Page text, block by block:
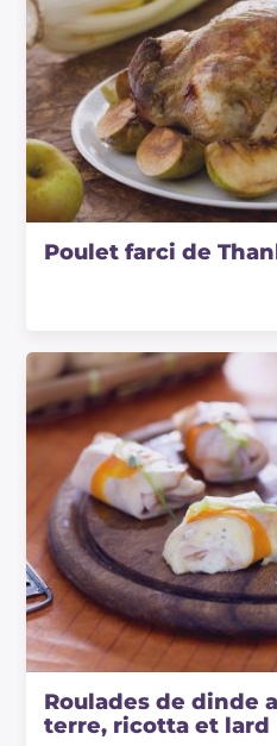
Poulet farci de
Roulades de dinde
terre, ricotta et lard